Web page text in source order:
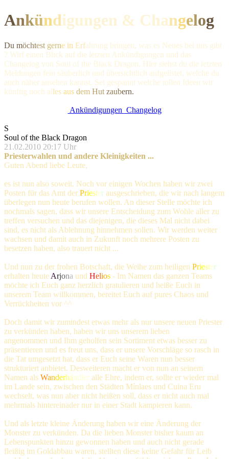
Ankündigungen & Changelog
Du möchtest gerne in Erfahrung bringen, was es Neues bei uns gibt
? Wirf einen Blick auf die letzten Ankündigungen und das
Changelog von Soul of the Black Dragon. Hier siehst du die letzten
Meldungen fein säuberlich und übersichtlich aufgelistet, welche du
auch näher ansehen kannst. Sei gespannt welche tollen Ideen wir
künftig noch alles aus dem Hut zaubern.
Ankündigungen Changelog
S
Soul of the Black Dragon
21.02.2010 20:17 Uhr
Priesterwahlen und andere Kleinigkeiten ...
Guten Abend liebe Leute,
es ist nun also soweit. Noch vor einigen Wochen haben wir zwei
Posten für das Amt der Priester ausgeschrieben, die wir nach langem
überlegen nun heute berufen wollen. An dieser Stelle möchte ich
nochmals sagen, dass wir unsere Entscheidung zum Wohle aller zu
treffen versuchen und das diejenigen, die dieses Mal nicht dabei
sind, es nicht als Ablehnung hinnehmen sollen. Wir werden weiter
wachsen und damit auch in Zukunft noch mehrere Posten zu
besetzen haben, also trauert nicht ...
Und nun zu der frohen Botschaft, die Weihe zum heiligen Priester
erhalten heute Arjona und Helios - Im Namen das ganzen Teams
möchte ich Euch ganz herzlich gratulieren und heiße Euch in
unserem Team willkommen, bereitet Euch auf pures Chaos und
Verrückheiten vor ^^
Doch damit wir zumindest etwas mehr als nur unsere neuen Priester
zu verkünden haben, haben wir uns unserem lieben
angenommen und Ihm geholfen sein Sortiment etwas besser zu
präsentieren und es freut uns, dass er unsere Vorschläge so rasch in
die Tat umgesetzt hat, dass er Euch seine Waren nun besser
strukturiert anbietet. Desweiteren macht er von nun an seinem
Namen als Wanderhändler alle Ehre, indem er, sollte er wieder mal
im Lande sein, zwischen den Städten Mínlaes und Cuina Eru
wechselt, was nun aber nicht heißen soll, dass er nicht auch mal
mehrmals hintereinader nur in einer Stadt kampieren kann.
Und als letzte kleine Änderung haben wir eine Änderung der
Monster zu verkünden. Da die lieben Monster bisher kaum an
Lebenspunkten hinzu gewonnen haben und auch nicht gerade
fleißig im Goldabbau waren, stellten diese keine Gefahr für Leib